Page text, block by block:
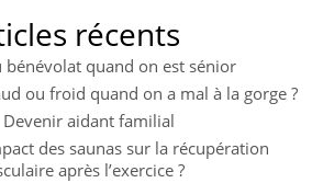
récents
bénévolat quand on est sénior
ou froid quand on a mal à la gorge ?
Devenir aidant familial
des saunas sur la récupération
après l’exercice ?